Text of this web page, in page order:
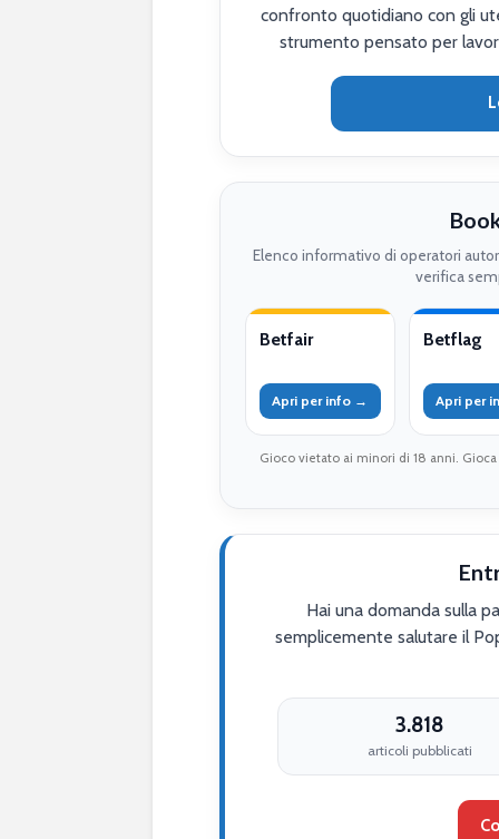
confronto quotidiano con gli
strumento pensato per
Elenco informativo di operatori
verifica
Betfair
Apri per info →
Betflag
Apri per
Gioco vietato ai minori di 18 anni.
Hai una domanda sulla
semplicemente salutare il
3.818
articoli pubblicati